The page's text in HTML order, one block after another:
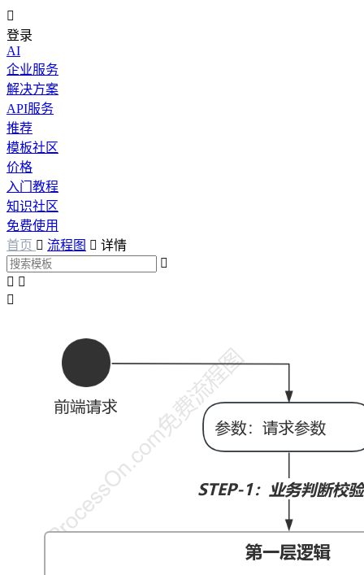

登录
AI
企业服务
解决方案
API服务
推荐
模板社区
价格
入门教程
知识社区
免费使用
首页  流程图  详情

 
